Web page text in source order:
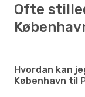
Ofte
Hvordan kan
København til